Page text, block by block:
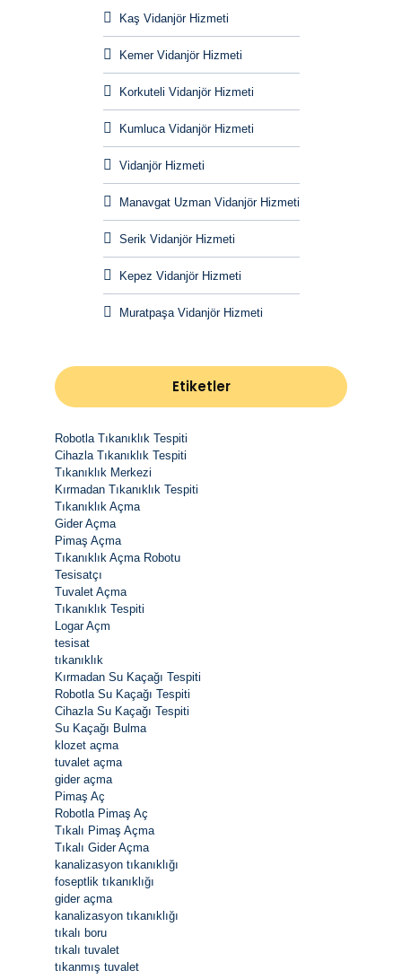
Kaş Vidanjör Hizmeti
Kemer Vidanjör Hizmeti
Korkuteli Vidanjör Hizmeti
Kumluca Vidanjör Hizmeti
Vidanjör Hizmeti
Manavgat Uzman Vidanjör Hizmeti
Serik Vidanjör Hizmeti
Kepez Vidanjör Hizmeti
Muratpaşa Vidanjör Hizmeti
Etiketler
Robotla Tıkanıklık Tespiti
Cihazla Tıkanıklık Tespiti
Tıkanıklık Merkezi
Kırmadan Tıkanıklık Tespiti
Tıkanıklık Açma
Gider Açma
Pimaş Açma
Tıkanıklık Açma Robotu
Tesisatçı
Tuvalet Açma
Tıkanıklık Tespiti
Logar Açm
tesisat
tıkanıklık
Kırmadan Su Kaçağı Tespiti
Robotla Su Kaçağı Tespiti
Cihazla Su Kaçağı Tespiti
Su Kaçağı Bulma
klozet açma
tuvalet açma
gider açma
Pimaş Aç
Robotla Pimaş Aç
Tıkalı Pimaş Açma
Tıkalı Gider Açma
kanalizasyon tıkanıklığı
foseptlik tıkanıklığı
gider açma
kanalizasyon tıkanıklığı
tıkalı boru
tıkalı tuvalet
tıkanmış tuvalet